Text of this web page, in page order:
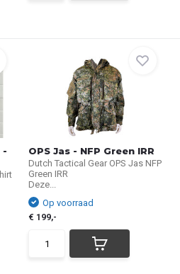
-
OPS Jas - NFP Green IRR
Dutch Tactical Gear OPS Jas NFP
Green IRR
Deze...
Op voorraad
€ 199,-